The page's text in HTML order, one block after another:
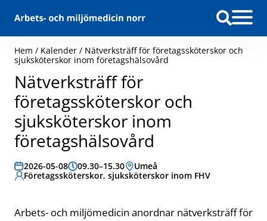
Hem / Kalender / Nätverksträff för företagssköterskor och
sjuksköterskor inom företagshälsovård
Nätverksträff för
företagssköterskor och
sjuksköterskor inom
företagshälsovård
Datum:
2026-05-08Tid:09.30–15.30Plats:
Umeå
Målgrupp:
Företagssköterskor, sjuksköterskor inom FHV
Arbets- och miljömedicin anordnar nätverksträff för